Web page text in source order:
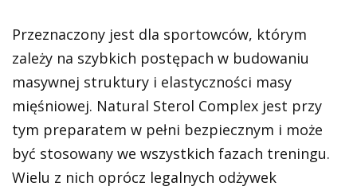
Przeznaczony jest dla sportowców, którym
zależy na szybkich postępach w budowaniu
masywnej struktury i elastyczności masy
mięśniowej. Natural Sterol Complex jest przy
tym preparatem w pełni bezpiecznym i może
być stosowany we wszystkich fazach treningu.
Wielu z nich oprócz legalnych odżywek